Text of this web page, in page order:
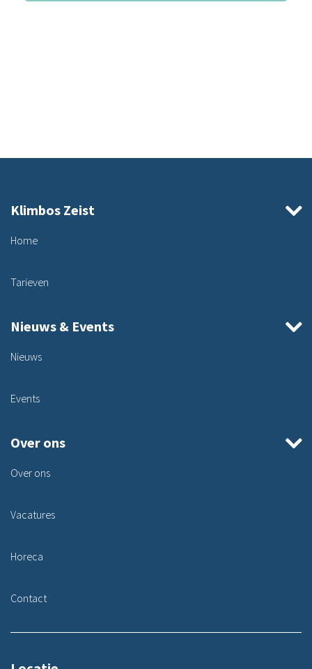
Klimbos Zeist
Home
Tarieven
Nieuws & Events
Nieuws
Events
Over ons
Over ons
Vacatures
Horeca
Contact